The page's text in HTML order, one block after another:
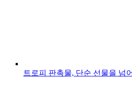
트로피 판촉물, 단순 선물을 넘